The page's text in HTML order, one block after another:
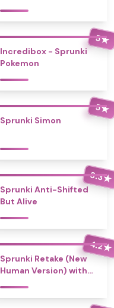
5★
Incredibox - Sprunki
Pokemon
5★
Sprunki Simon
3.3★
Sprunki Anti-Shifted
But Alive
4.2★
Sprunki Retake (New
Human Version) with